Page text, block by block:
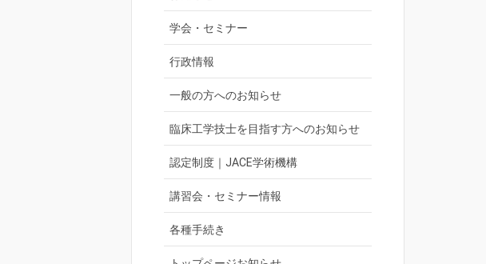
学会・セミナー
行政情報
一般の方へのお知らせ
臨床工学技士を目指す方へのお知らせ
認定制度｜JACE学術機構
講習会・セミナー情報
各種手続き